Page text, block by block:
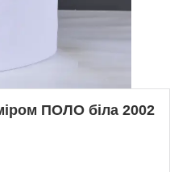
ПОЛО біла 2002